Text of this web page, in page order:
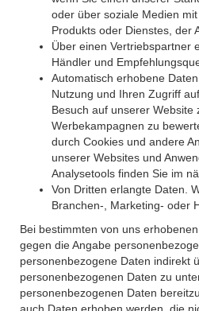
oder über soziale Medien
Produkts oder Dienstes, der
Über einen Vertriebspartner
Händler und
Automatisch erhobene
Nutzung und Ihren Zugriff
Besuch auf unserer
Werbe­kampagnen zu
durch Cookies und andere
unserer Websites und
Analysetools finden Sie im
Von Dritten erlangte Daten.
Branchen-, Marketing- oder
Bei bestimmten von uns
gegen die Angabe
personenbezogene Daten indirekt
personen­bezogenen Daten zu
personenbezogenen Daten